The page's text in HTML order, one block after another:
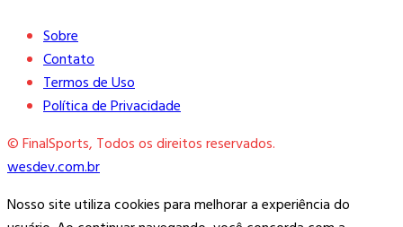
Sobre
Contato
Termos de Uso
Política de Privacidade
© FinalSports, Todos os direitos reservados.
wesdev.com.br
Nosso site utiliza cookies para melhorar a experiência do